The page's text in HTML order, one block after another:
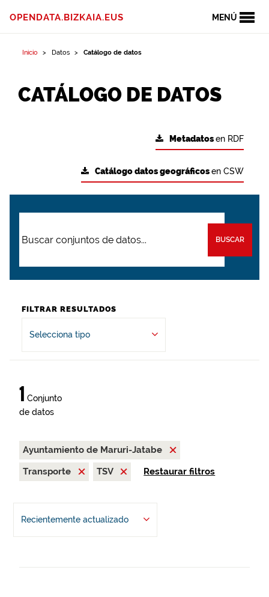
MENÚ
OPENDATA.BIZKAIA.EUS
Inicio Datos Catálogo de datos
CATÁLOGO DE DATOS
Metadatosen RDF
Catálogo datos geográficosen CSW
BUSCAR
FILTRAR RESULTADOS
Selecciona tipo
1 Conjunto
de datos
Ayuntamiento de Maruri-Jatabe
Transporte
TSV Restaurar filtros
Recientemente actualizado